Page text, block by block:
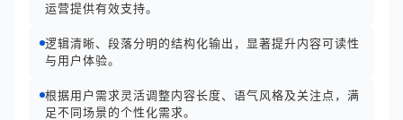
运营提供有效支持。
逻辑清晰、段落分明的结构化输出，显著提升内容可读性
与用户体验。
根据用户需求灵活调整内容长度、语气风格及关注点，满
足不同场景的个性化需求。